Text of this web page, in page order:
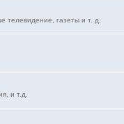
газеты и т. д.
и т.д.